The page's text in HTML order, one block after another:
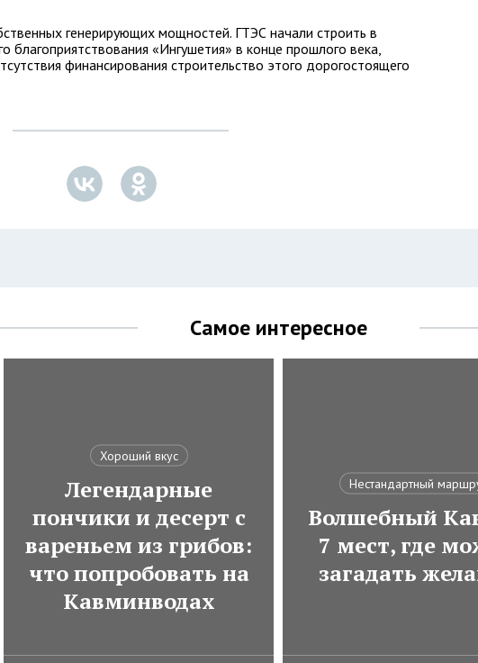
генерирующих мощностей. ГТЭС начали строить в
благоприятствования «Ингушетия» в конце прошлого века,
финансирования строительство этого дорогостоящего
Самое интересное
Хороший вкус
Легендарные
пончики и десерт с
вареньем из грибов:
что попробовать на
Кавминводах
Нестандартный
Волшебный
7 мест, где
загадать